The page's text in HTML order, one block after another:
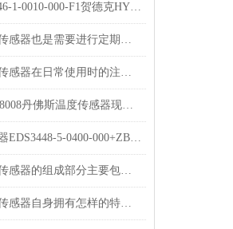
出售EDS3346-1-0010-000-F1贺德克HYDAC传感器
丹佛斯压力传感器也是需要进行定期维护与检查的
丹佛斯压力传感器在日常使用时的注意事项如下
danfoss084Z8008丹佛斯温度传感器现货出售MBT 5250-0000-150-220
贺德克传感器EDS3448-5-0400-000+ZBE08+ZBM3000HYDAC现货库存
丹佛斯压力传感器的组成部分主要包括以下几个方面
丹佛斯压力传感器自身拥有怎样的特点呢？